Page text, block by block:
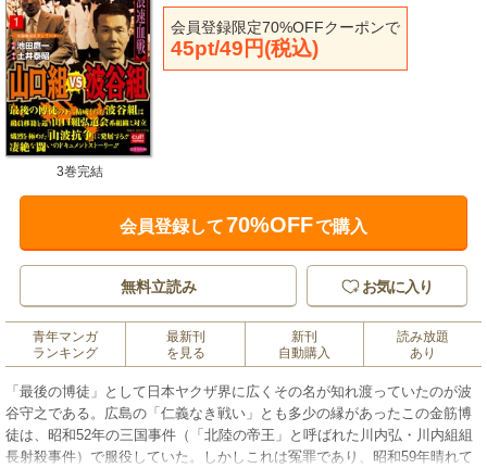
会員登録限定70%OFFクーポンで
45pt/49円(税込)
3巻完結
会員登録して70%OFFで購入
無料立読み お気に入り
青年マンガ
ランキング
最新刊
を見る
新刊
自動購入
読み放題
あり
「最後の博徒」として日本ヤクザ界に広くその名が知れ渡っていたのが波
谷守之である。広島の「仁義なき戦い」とも多少の縁があったこの金筋博
徒は、昭和52年の三国事件（「北陸の帝王」と呼ばれた川内弘・川内組組
長射殺事件）で服役していた。しかしこれは冤罪であり、昭和59年晴れて